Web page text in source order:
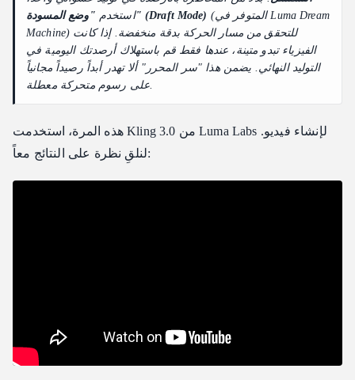
استخدم"وضع المسودة" (Draft Mode) (المتوفر في Luma Dream
Machine) للتحقق من مسار الحركة بدقة منخفضة. إذا كانت
الفيزياء تبدو متينة، عندها فقط قم باستهلاك أرصدتك اليومية في
التوليد النهائي. يضمن هذا "سر المحرر" ألا تهدر أبداً رصيداً مجانياً
على رسوم متحركة معطلة.
هذه المرة، استخدمت Kling 3.0 من Luma Labs لإنشاء فيديو.
لنلقِ نظرة على النتائج معاً: